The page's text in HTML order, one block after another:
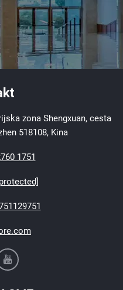
zona Shengxuan, cesta
518108, Kina
1751